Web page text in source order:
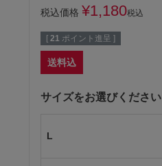
税込価格 ¥1,180税込
[ 21 ポイント進呈 ]
送料込
サイズをお選びください
L